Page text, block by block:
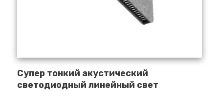
Супер тонкий акустический
светодиодный линейный свет